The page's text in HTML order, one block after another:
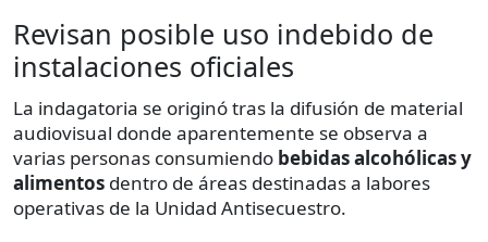
Revisan posible uso indebido de
instalaciones oficiales
La indagatoria se originó tras la difusión de material
audiovisual donde aparentemente se observa a
varias personas consumiendo bebidas alcohólicas y
alimentos dentro de áreas destinadas a labores
operativas de la Unidad Antisecuestro.